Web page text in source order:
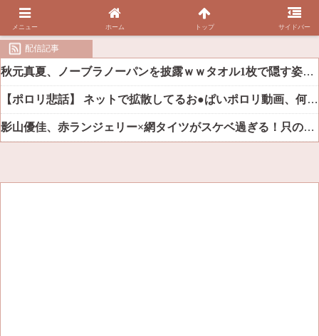
配信記事
秋元真夏、ノーブラノーパンを披露ｗｗタオル1枚で隠す姿がほぼA●女優・・
【ポロリ悲話】 ネットで拡散してるお●ぱいポロリ動画、何故か叩かれる・・・
影山優佳、赤ランジェリー×網タイツがスケベ過ぎる！只の痴女だろ・・・
メニュー ホーム トップ サイドバー